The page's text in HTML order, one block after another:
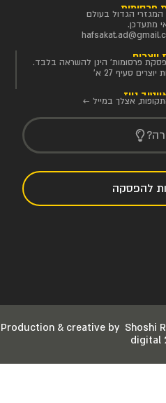
פרסומות
המגזרי הגדול בעולם
מתעדכן.
יוצריםפרסומות' הינן להשראה בלבד.
סעיף 27 א'
ניוזאצלך במייל ←
להפסקה
Production & creative by Shoshi
digital